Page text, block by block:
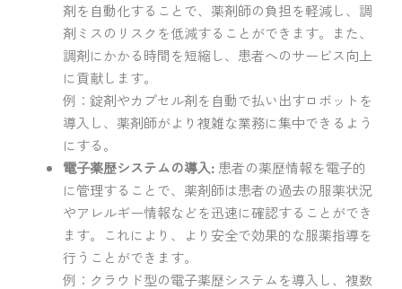
剤を自動化することで、薬剤師の負担を軽減し、調
剤ミスのリスクを低減することができます。また、
調剤にかかる時間を短縮し、患者へのサービス向上
に貢献します。
例：錠剤やカプセル剤を自動で払い出すロボットを
導入し、薬剤師がより複雑な業務に集中できるよう
にする。
電子薬歴システムの導入: 患者の薬歴情報を電子的
に管理することで、薬剤師は患者の過去の服薬状況
やアレルギー情報などを迅速に確認することができ
ます。これにより、より安全で効果的な服薬指導を
行うことができます。
例：クラウド型の電子薬歴システムを導入し、複数